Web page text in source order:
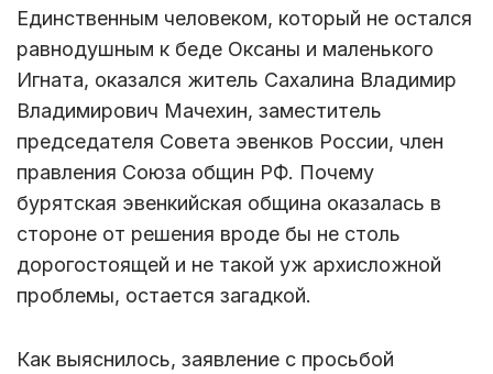
Единственным человеком, который не остался
равнодушным к беде Оксаны и маленького
Игната, оказался житель Сахалина Владимир
Владимирович Мачехин, заместитель
председателя Совета эвенков России, член
правления Союза общин РФ. Почему
бурятская эвенкийская община оказалась в
стороне от решения вроде бы не столь
дорогостоящей и не такой уж архисложной
проблемы, остается загадкой.
Как выяснилось, заявление с просьбой